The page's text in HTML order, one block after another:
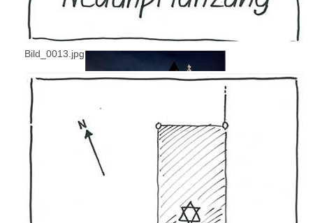
Bild_0013.jpg